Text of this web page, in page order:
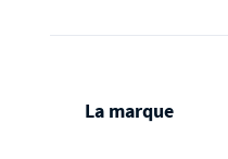
La marque